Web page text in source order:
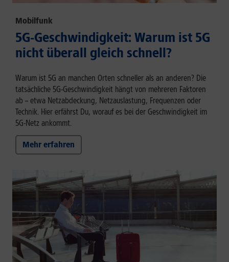
Mobilfunk
5G-Geschwindigkeit: Warum ist 5G
nicht überall gleich schnell?
Warum ist 5G an manchen Orten schneller als an anderen? Die
tatsächliche 5G-Geschwindigkeit hängt von mehreren Faktoren
ab – etwa Netzabdeckung, Netzauslastung, Frequenzen oder
Technik. Hier erfährst Du, worauf es bei der Geschwindigkeit im
5G-Netz ankommt.
Mehr erfahren